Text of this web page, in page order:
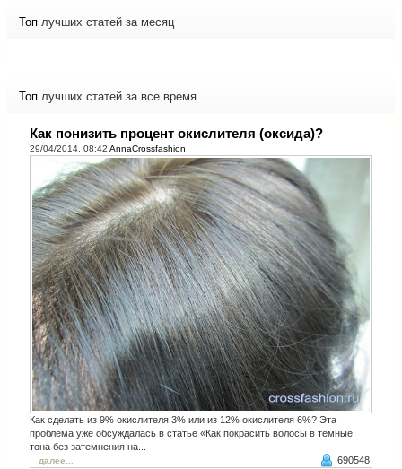
Топ лучших статей за месяц
Топ лучших статей за все время
Как понизить процент окислителя (оксида)?
29/04/2014, 08:42 AnnaCrossfashion
Как сделать из 9% окислителя 3% или из 12% окислителя 6%? Эта
проблема уже обсуждалась в статье «Как покрасить волосы в темные
тона без затемнения на...
далее... 690548